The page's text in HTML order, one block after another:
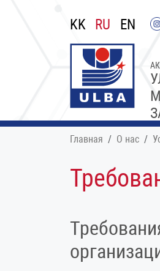
KK RU EN
Главная О нас